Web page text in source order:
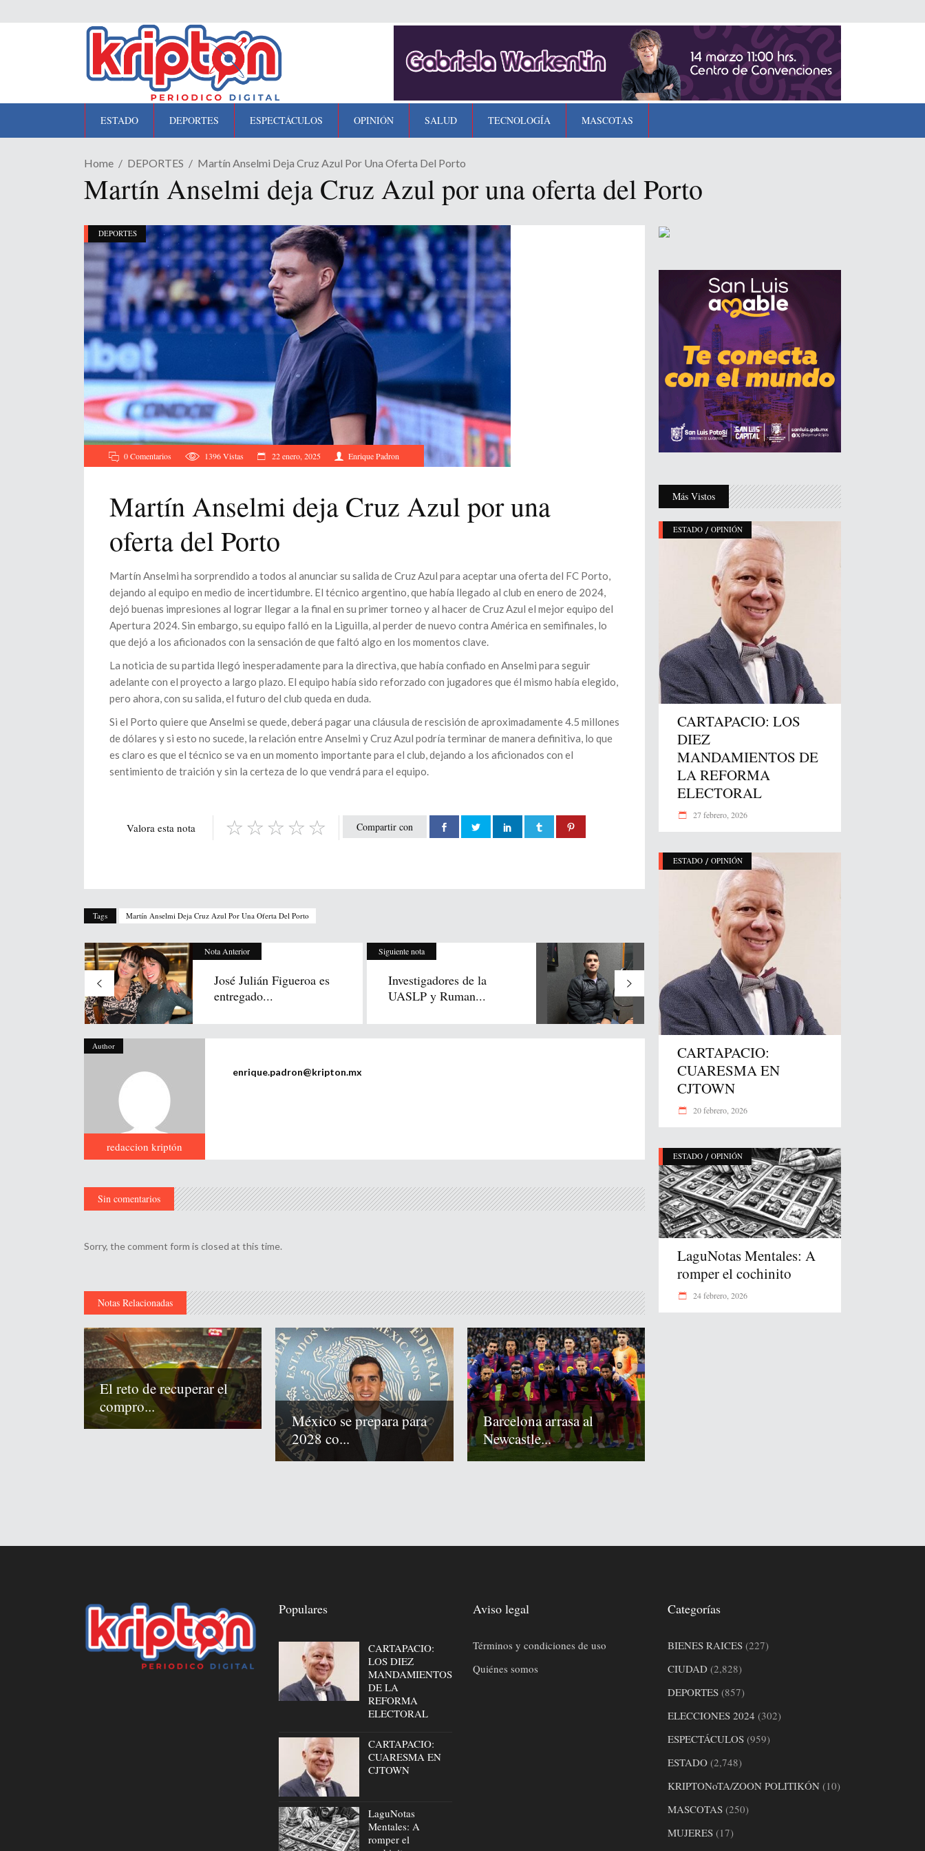
ESTADO DEPORTES ESPECTÁCULOS OPINIÓN SALUD TECNOLOGÍA MASCOTAS
Home DEPORTES Martín Anselmi Deja Cruz Azul Por Una Oferta Del Porto
Martín Anselmi deja Cruz Azul por una oferta del Porto
DEPORTES
0 Comentarios 1396Vistas 22 enero, 2025 Enrique Padron
Martín Anselmi deja Cruz Azul por una
oferta del Porto
Martín Anselmi ha sorprendido a todos al anunciar su salida de Cruz Azul para aceptar una oferta del FC Porto,
dejando al equipo en medio de incertidumbre. El técnico argentino, que había llegado al club en enero de 2024,
dejó buenas impresiones al lograr llegar a la final en su primer torneo y al hacer de Cruz Azul el mejor equipo del
Apertura 2024. Sin embargo, su equipo falló en la Liguilla, al perder de nuevo contra América en semifinales, lo
que dejó a los aficionados con la sensación de que faltó algo en los momentos clave.
La noticia de su partida llegó inesperadamente para la directiva, que había confiado en Anselmi para seguir
adelante con el proyecto a largo plazo. El equipo había sido reforzado con jugadores que él mismo había elegido,
pero ahora, con su salida, el futuro del club queda en duda.
Si el Porto quiere que Anselmi se quede, deberá pagar una cláusula de rescisión de aproximadamente 4.5 millones
de dólares y si esto no sucede, la relación entre Anselmi y Cruz Azul podría terminar de manera definitiva, lo que
es claro es que el técnico se va en un momento importante para el club, dejando a los aficionados con el
sentimiento de traición y sin la certeza de lo que vendrá para el equipo.
Compartir con
Valora esta nota
Tags Martín Anselmi Deja Cruz Azul Por Una Oferta Del Porto
Nota Anterior
José Julián Figueroa es
entregado...
Siguiente nota
Investigadores de la
UASLP y Ruman...
Author
redaccion kriptón
enrique.padron@kripton.mx
Sin comentarios
Sorry, the comment form is closed at this time.
Notas Relacionadas
El reto de recuperar el
compro...
México se prepara para
2028 co...
Barcelona arrasa al
Newcastle...
Más Vistos
ESTADO / OPINIÓN
CARTAPACIO: LOS
DIEZ
MANDAMIENTOS DE
LA REFORMA
ELECTORAL
27 febrero, 2026
ESTADO / OPINIÓN
CARTAPACIO:
CUARESMA EN
CJTOWN
20 febrero, 2026
ESTADO / OPINIÓN
LaguNotas Mentales: A
romper el cochinito
24 febrero, 2026
Populares
CARTAPACIO:
LOS DIEZ
MANDAMIENTOS
DE LA
REFORMA
ELECTORAL
CARTAPACIO:
CUARESMA EN
CJTOWN
LaguNotas
Mentales: A
romper el
Aviso legal
Términos y condiciones de uso
Quiénes somos
Categorías
BIENES RAICES(227)
CIUDAD(2,828)
DEPORTES(857)
ELECCIONES 2024 (302)
ESPECTÁCULOS(959)
ESTADO(2,748)
KRIPTONoTA/ZOON POLITIKÓN(10)
MASCOTAS(250)
MUJERES(17)